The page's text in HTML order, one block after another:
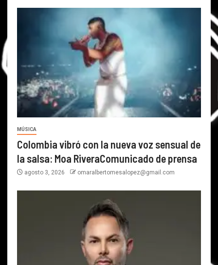
MÚSICA
Colombia vibró con la nueva voz sensual de
la salsa: Moa RiveraComunicado de prensa
agosto 3, 2026 omaralbertomesalopez@gmail.com